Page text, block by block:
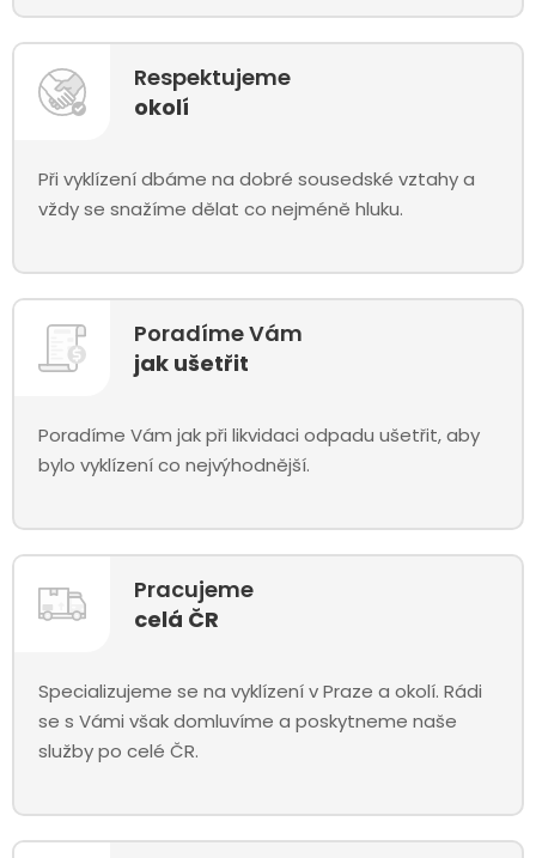
Respektujeme
okolí
Při vyklízení dbáme na dobré sousedské vztahy a
vždy se snažíme dělat co nejméně hluku.
Poradíme Vám
jak ušetřit
Poradíme Vám jak při likvidaci odpadu ušetřit, aby
bylo vyklízení co nejvýhodnější.
Pracujeme
celá ČR
Specializujeme se na vyklízení v Praze a okolí. Rádi
se s Vámi však domluvíme a poskytneme naše
služby po celé ČR.